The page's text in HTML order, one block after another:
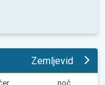
Zemljevid
noč